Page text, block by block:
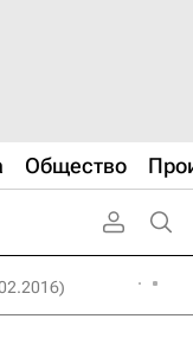
Общество